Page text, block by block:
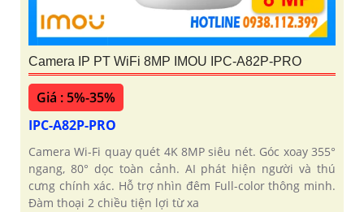
Camera IP PT WiFi 8MP IMOU IPC-A82P-PRO
Giá : 5%-35%
IPC-A82P-PRO
Camera Wi-Fi quay quét 4K 8MP siêu nét. Góc xoay 355°
ngang, 80° dọc toàn cảnh. AI phát hiện người và thú
cưng chính xác. Hỗ trợ nhìn đêm Full-color thông minh.
Đàm thoại 2 chiều tiện lợi từ xa